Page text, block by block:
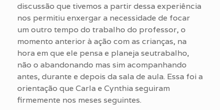
discussão que tivemos a partir dessa experiência
nos permitiu enxergar a necessidade de focar
um outro tempo do trabalho do professor, o
momento anterior à ação com as crianças, na
hora em que ele pensa e planeja seutrabalho,
não o abandonando mas sim acompanhando
antes, durante e depois da sala de aula. Essa foi a
orientação que Carla e Cynthia seguiram
firmemente nos meses seguintes.